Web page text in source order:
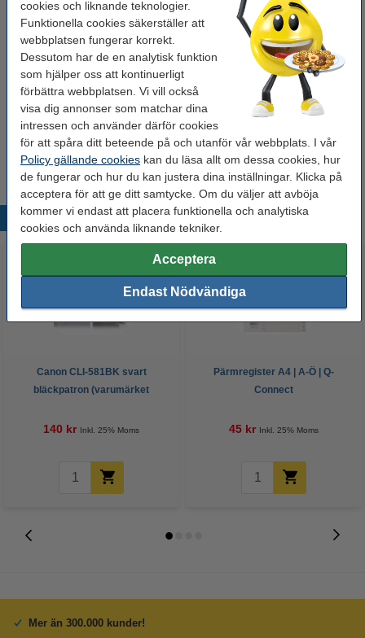
cookies och liknande teknologier.
Funktionella cookies säkerställer att
webbplatsen fungerar korrekt.
Dessutom har de en analytisk funktion
som hjälper oss att kontinuerligt
förbättra webbplatsen. Vi vill också
visa dig annonser som matchar dina
intressen och använder därför cookies
för att spåra ditt beteende på och utanför vår webbplats. I vår
Policy gällande cookies kan du läsa allt om dessa cookies, hur
de fungerar och hur du kan justera dina inställningar. Klicka på
acceptera för att ge ditt samtycke. Om du väljer att avböja
kommer vi endast att placera funktionella och analytiska
cookies och använda liknande tekniker.
Acceptera
Endast Nödvändiga
Varumärke: Leitz
Typ: medium förvaringslåda
Mått: 369x281x200mm (LxBxH)
Färg: grön
Vårt artikelnr: 226269
Populära produkter
Canon CLI-581BK svart
bläckpatron (varumärket
140 kr Inkl. 25% Moms
Pärmregister A4 | A-Ö | Q-
Connect
45 kr Inkl. 25% Moms
Mer än 300.000 kunder!